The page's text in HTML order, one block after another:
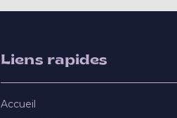
Liens rapides
Accueil